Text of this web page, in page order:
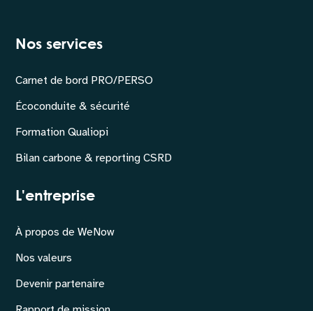
Nos services
Carnet de bord PRO/PERSO
Écoconduite & sécurité
Formation Qualiopi
Bilan carbone & reporting CSRD
L'entreprise
À propos de WeNow
Nos valeurs
Devenir partenaire